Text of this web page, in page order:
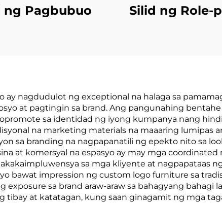
ng Pagbubuo Silid ng Role-
ay nagdudulot ng exceptional na halaga sa
at pagtingin sa brand. Ang pangunahing
sa identidad ng iyong kumpanya nang
na marketing materials na maaaring lumipas
sa branding na nagpapanatili ng epekto nito sa
at komersyal na espasyo ay may mga
sa mga kliyente at nagpapataas
bawat impression ng custom logo furniture sa
sa brand araw-araw sa bahagyang bahagi
tibay at katatagan, kung saan ginagamit ng mga